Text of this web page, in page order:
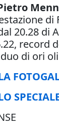
di
20.28 di
record
di ori